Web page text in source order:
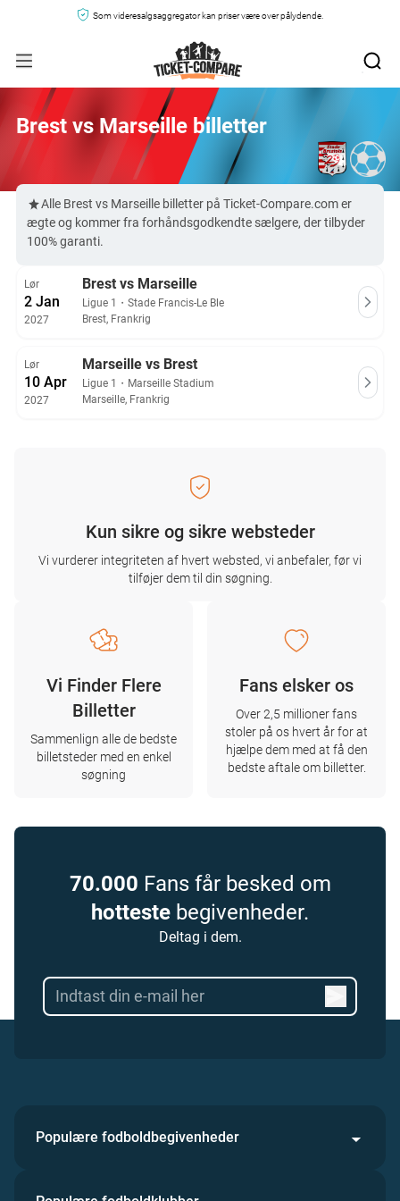
Som videresalgsaggregator kan priser være over pålydende.
Brest vs Marseille billetter
Alle Brest vs Marseille billetter på Ticket-Compare.com er
ægte og kommer fra forhåndsgodkendte sælgere, der tilbyder
100% garanti.
Lør
2 Jan
2027
Brest vs Marseille
Ligue 1 ・ Stade Francis-Le Ble
Brest, Frankrig
Lør
10 Apr
2027
Marseille vs Brest
Ligue 1 ・ Marseille Stadium
Marseille, Frankrig
Kun sikre og sikre websteder
Vi vurderer integriteten af ​​hvert websted, vi anbefaler, før vi
tilføjer dem til din søgning.
Vi Finder Flere
Billetter
Sammenlign alle de bedste
billetsteder med en enkel
søgning
Fans elsker os
Over 2,5 millioner fans
stoler på os hvert år for at
hjælpe dem med at få den
bedste aftale om billetter.
70.000 Fans får besked om
hotteste begivenheder.
Deltag i dem.
Populære fodboldbegivenheder